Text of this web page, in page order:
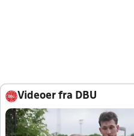
Videoer fra DBU